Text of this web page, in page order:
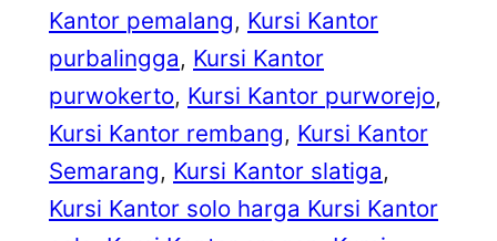
Kantor pemalang, Kursi Kantor
purbalingga, Kursi Kantor
purwokerto, Kursi Kantor purworejo
Kursi Kantor rembang, Kursi Kantor
Semarang, Kursi Kantor slatiga
Kursi Kantor solo harga Kursi Kantor